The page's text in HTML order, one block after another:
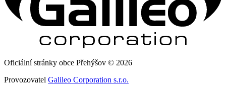
Oficiální stránky obce Přehýšov © 2026
Provozovatel Galileo Corporation s.r.o.